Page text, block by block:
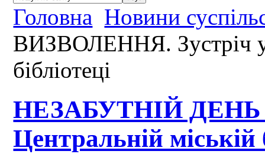
Головна Новини
ВИЗВОЛЕННЯ. Зустріч у
бібліотеці
НЕЗАБУТНІЙ ДЕНЬ
Центральній міській